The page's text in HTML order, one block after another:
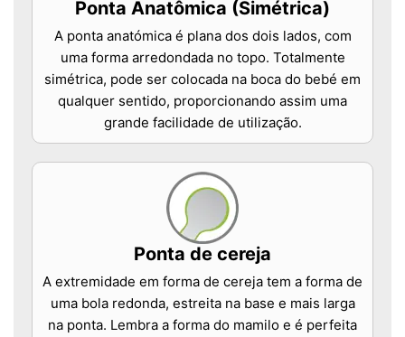
Ponta Anatômica (Simétrica)
A ponta anatómica é plana dos dois lados, com
uma forma arredondada no topo. Totalmente
simétrica, pode ser colocada na boca do bebé em
qualquer sentido, proporcionando assim uma
grande facilidade de utilização.
Ponta de cereja
A extremidade em forma de cereja tem a forma de
uma bola redonda, estreita na base e mais larga
na ponta. Lembra a forma do mamilo e é perfeita